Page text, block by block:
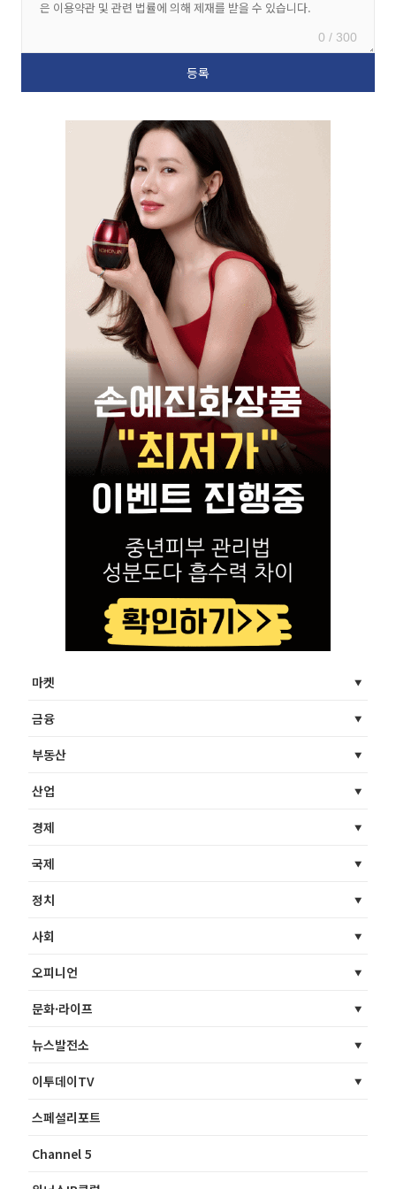
0 / 300
마켓
금융
부동산
산업
경제
국제
정치
사회
오피니언
문화·라이프
뉴스발전소
이투데이TV
스페셜리포트
Channel 5